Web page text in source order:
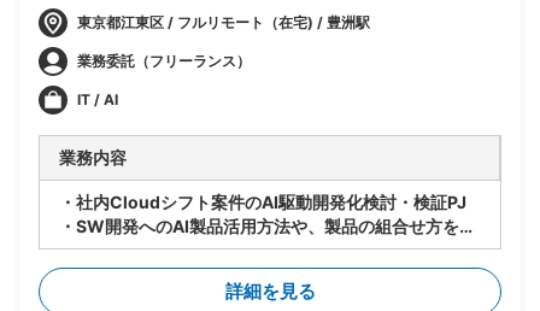
東京都江東区 / フルリモート（在宅) / 豊洲駅
業務委託（フリーランス）
IT / AI
業務内容
・社内Cloudシフト案件のAI駆動開発化検討・検証PJ
・SW開発へのAI製品活用方法や、製品の組合せ方を検
討し、PJへのスキルトランスファーを推進
・9〜10月：ASTRAReq×GitLab Duoでの設計手順検
討・作成、概算見積もり根拠数値の収集の実施
詳細を見る